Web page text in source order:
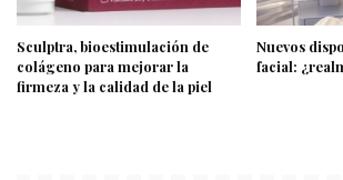
Sculptra, bioestimulación de
colágeno para mejorar la
firmeza y la calidad de la piel
Nuevos
facial: